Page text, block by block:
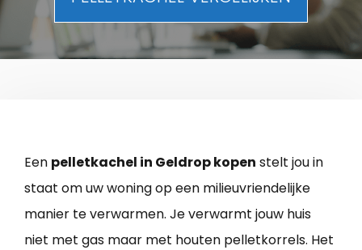
Een pelletkachel in Geldrop kopen stelt jou in
staat om uw woning op een milieuvriendelijke
manier te verwarmen. Je verwarmt jouw huis
niet met gas maar met houten pelletkorrels. Het